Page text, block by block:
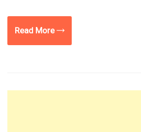
Read More →